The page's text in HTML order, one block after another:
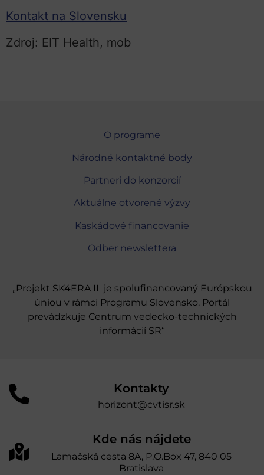
Kontakt na Slovensku
Zdroj: EIT Health, mob
O programe
Národné kontaktné body
Partneri do konzorcií
Aktuálne otvorené výzvy
Kaskádové financovanie
Odber newslettera
„Projekt SK4ERA II je spolufinancovaný Európskou
úniou v rámci Programu Slovensko. Portál
prevádzkuje Centrum vedecko-technických
informácií SR“
Kontakty
horizont@cvtisr.sk
Kde nás nájdete
Lamačská cesta 8A, P.O.Box 47, 840 05
Bratislava